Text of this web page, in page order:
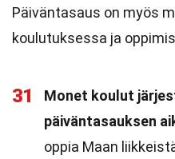
Päiväntasaus on myös
koulutuksessa ja
31
Monet koulut
päiväntasauksen
oppia Maan